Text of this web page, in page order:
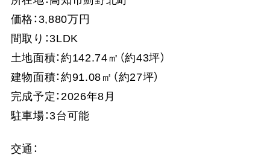
価格：3,880万円
間取り：3LDK
土地面積：約142.74㎡（約43坪）
建物面積：約91.08㎡（約27坪）
完成予定：2026年8月
駐車場：3台可能
交通：